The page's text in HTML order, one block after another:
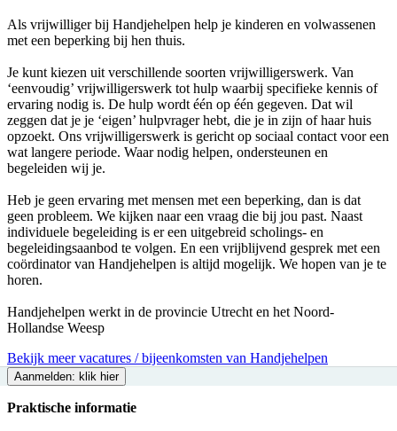
Als vrijwilliger bij Handjehelpen help je kinderen en volwassenen
met een beperking bij hen thuis.
Je kunt kiezen uit verschillende soorten vrijwilligerswerk. Van
‘eenvoudig’ vrijwilligerswerk tot hulp waarbij specifieke kennis of
ervaring nodig is. De hulp wordt één op één gegeven. Dat wil
zeggen dat je je ‘eigen’ hulpvrager hebt, die je in zijn of haar huis
opzoekt. Ons vrijwilligerswerk is gericht op sociaal contact voor een
wat langere periode. Waar nodig helpen, ondersteunen en
begeleiden wij je.
Heb je geen ervaring met mensen met een beperking, dan is dat
geen probleem. We kijken naar een vraag die bij jou past. Naast
individuele begeleiding is er een uitgebreid scholings- en
begeleidingsaanbod te volgen. En een vrijblijvend gesprek met een
coördinator van Handjehelpen is altijd mogelijk. We hopen van je te
horen.
Handjehelpen werkt in de provincie Utrecht en het Noord-
Hollandse Weesp
Bekijk meer vacatures / bijeenkomsten van Handjehelpen
Aanmelden: klik hier
Praktische informatie